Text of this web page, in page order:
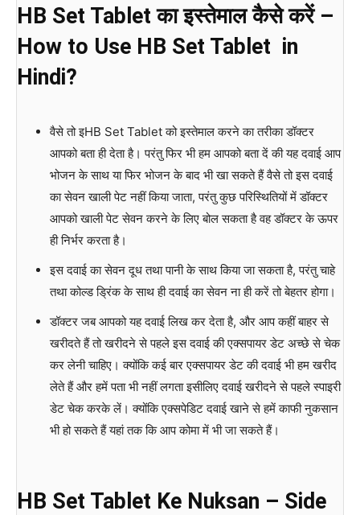
HB Set Tablet का इस्तेमाल कैसे करें –
How to Use HB Set Tablet in
Hindi?
वैसे तो इHB Set Tablet को इस्तेमाल करने का तरीका डॉक्टर
आपको बता ही देता है। परंतु फिर भी हम आपको बता दें की यह दवाई आप
भोजन के साथ या फिर भोजन के बाद भी खा सकते हैं वैसे तो इस दवाई
का सेवन खाली पेट नहीं किया जाता, परंतु कुछ परिस्थितियों में डॉक्टर
आपको खाली पेट सेवन करने के लिए बोल सकता है वह डॉक्टर के ऊपर
ही निर्भर करता है।
इस दवाई का सेवन दूध तथा पानी के साथ किया जा सकता है, परंतु चाहे
तथा कोल्ड ड्रिंक के साथ ही दवाई का सेवन ना ही करें तो बेहतर होगा।
डॉक्टर जब आपको यह दवाई लिख कर देता है, और आप कहीं बाहर से
खरीदते हैं तो खरीदने से पहले इस दवाई की एक्सपायर डेट अच्छे से चेक
कर लेनी चाहिए। क्योंकि कई बार एक्सपायर डेट की दवाई भी हम खरीद
लेते हैं और हमें पता भी नहीं लगता इसीलिए दवाई खरीदने से पहले स्पाइरी
डेट चेक करके लें। क्योंकि एक्सपेडिट दवाई खाने से हमें काफी नुकसान
भी हो सकते हैं यहां तक कि आप कोमा में भी जा सकते हैं।
HB Set Tablet Ke Nuksan – Side